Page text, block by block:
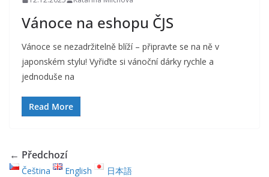
Vánoce na eshopu ČJS
Vánoce se nezadržitelně blíží – připravte se na ně v
japonském stylu! Vyřiďte si vánoční dárky rychle a
jednoduše na
Read More
← Předchozí
Čeština English 日本語